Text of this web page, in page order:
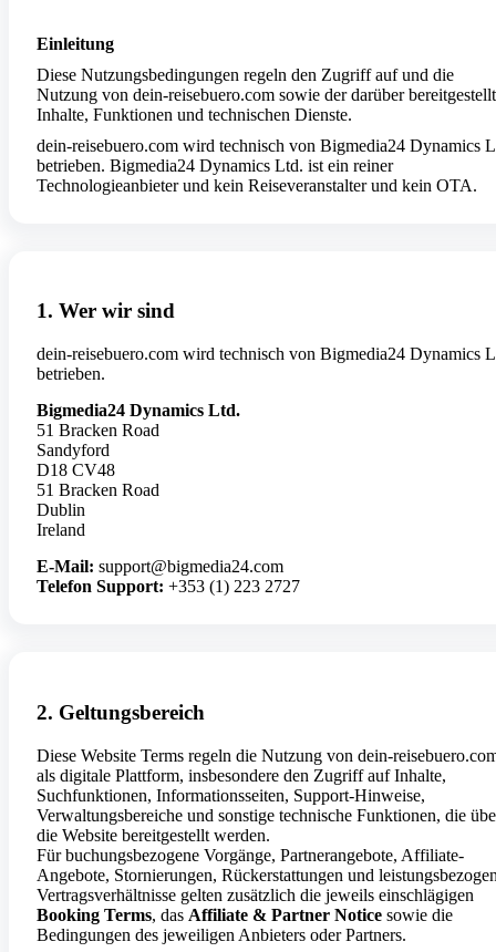
Einleitung
Diese Nutzungsbedingungen regeln den Zugriff auf und die
Nutzung von dein-reisebuero.com sowie der darüber
Inhalte, Funktionen und technischen Dienste.
dein-reisebuero.com wird technisch von Bigmedia24 Dynamics
betrieben. Bigmedia24 Dynamics Ltd. ist ein reiner
Technologieanbieter und kein Reiseveranstalter und kein OTA.
1. Wer wir sind
dein-reisebuero.com wird technisch von Bigmedia24 Dynamics
betrieben.
Bigmedia24 Dynamics Ltd.
51 Bracken Road
Sandyford
D18 CV48
51 Bracken Road
Dublin
Ireland
E-Mail: support@bigmedia24.com
Telefon Support: +353 (1) 223 2727
2. Geltungsbereich
Diese Website Terms regeln die Nutzung von dein-
als digitale Plattform, insbesondere den Zugriff auf Inhalte,
Suchfunktionen, Informationsseiten, Support-Hinweise,
Verwaltungsbereiche und sonstige technische Funktionen, die
die Website bereitgestellt werden.
Für buchungsbezogene Vorgänge, Partnerangebote, Affiliate-
Angebote, Stornierungen, Rückerstattungen und
Vertragsverhältnisse gelten zusätzlich die jeweils einschlägigen
Booking Terms, das Affiliate & Partner Notice sowie die
Bedingungen des jeweiligen Anbieters oder Partners.